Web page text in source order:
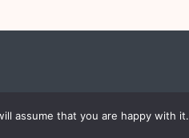
by Theme Palace
assume that you are happy with it.